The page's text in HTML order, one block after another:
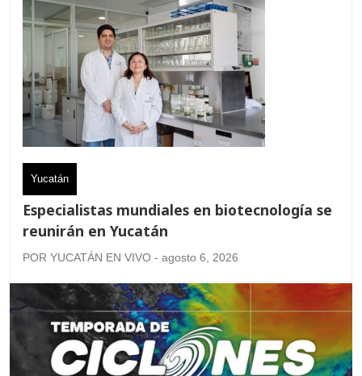
Yucatán
Especialistas mundiales en biotecnología se
reunirán en Yucatán
POR YUCATÁN EN VIVO - agosto 6, 2026